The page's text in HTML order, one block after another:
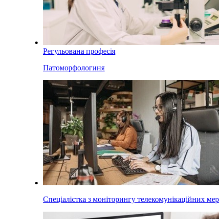
Регульована професія
Патоморфологиня
Спеціалістка з моніторингу телекомунікаційних